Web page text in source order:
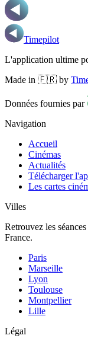
Timepilot
L'application ultime
Made in 🇫🇷 by
Données fournies par
Navigation
Accueil
Cinémas
Actualités
Télécharger
Les cartes
Villes
Retrouvez les
France.
Paris
Marseille
Lyon
Toulouse
Montpellier
Lille
Légal